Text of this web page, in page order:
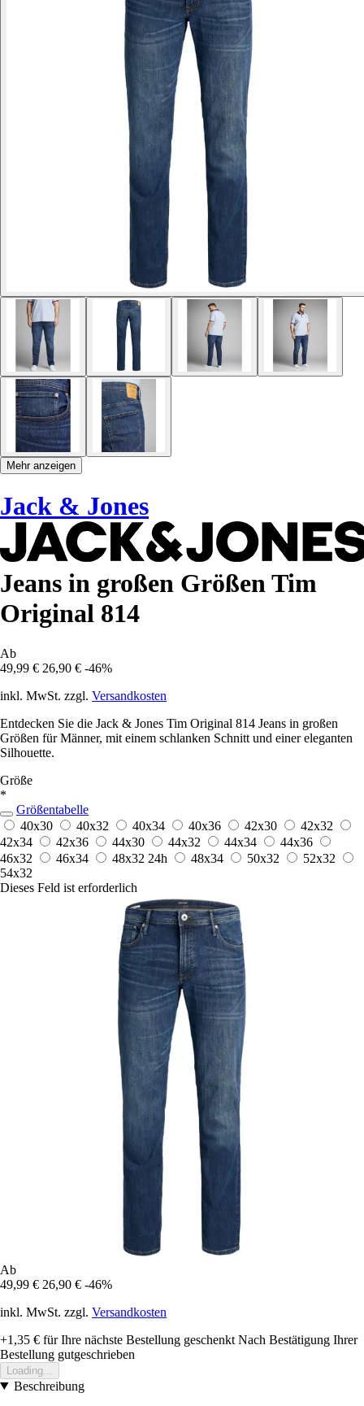
Mehr anzeigen
Jack & Jones
Jeans in großen Größen Tim
Original 814
Ab
49,99 € 26,90 € -46%
inkl. MwSt. zzgl. Versandkosten
Entdecken Sie die Jack & Jones Tim Original 814 Jeans in großen
Größen für Männer, mit einem schlanken Schnitt und einer eleganten
Silhouette.
Größe
*
Größentabelle
40x30
40x32 40x34 40x36 42x30
42x32
42x34
42x36 44x30 44x32 44x34
44x36
46x32
46x34 48x32 24h 48x34 50x32
52x32
54x32
Dieses Feld ist erforderlich
Ab
49,99 € 26,90 € -46%
inkl. MwSt. zzgl. Versandkosten
+1,35 € für Ihre nächste Bestellung geschenkt Nach Bestätigung Ihrer
Bestellung gutgeschrieben
Loading...
Beschreibung